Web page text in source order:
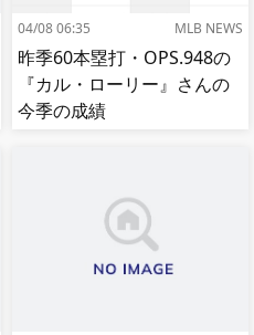
04/08 06:35 MLB NEWS
昨季60本塁打・OPS.948の
『カル・ローリー』さんの
今季の成績